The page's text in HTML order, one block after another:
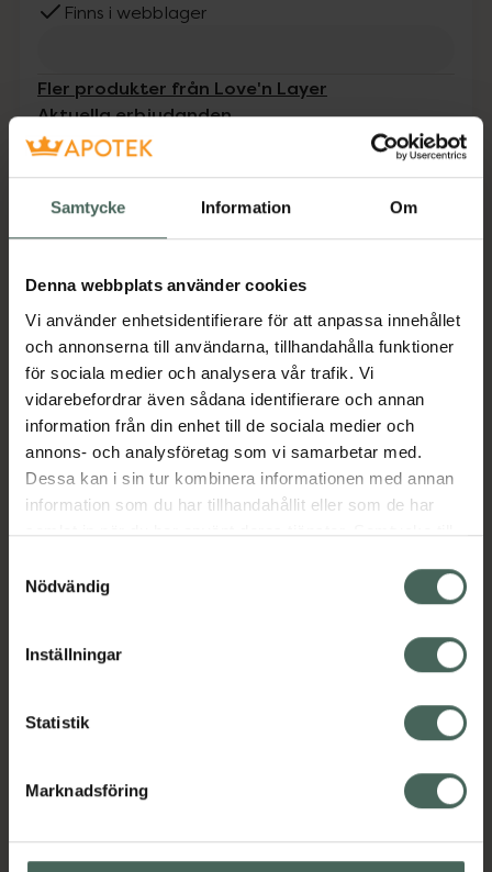
Samtycke Information Om
Denna webbplats använder cookies
Vi använder enhetsidentifierare för att anpassa innehållet
och annonserna till användarna, tillhandahålla funktioner
för sociala medier och analysera vår trafik. Vi
vidarebefordrar även sådana identifierare och annan
information från din enhet till de sociala medier och
annons- och analysföretag som vi samarbetar med.
Dessa kan i sin tur kombinera informationen med annan
information som du har tillhandahållit eller som de har
samlat in när du har använt deras tjänster. Samtycke till
återkalla ditt samtycke via webbplatsens
cookieinställningar. Ett återkallat samtycke påverkar inte
lagligheten av behandling som skett innan återkallelsen.
Nödvändig
Inställningar
Statistik
Marknadsföring
Finns i webblager
Fler produkter från Love'n Layer
Aktuella erbjudanden
Beskrivning Dölj
Konst är inte bara till för att hängas på
mästerverk. Med Abstraction London Blue får
du en unik look som ger din outfit det där lilla
extra. Semi-transparenta nudefärgade Layers
med abstrakt mönster i himmelsblå.Viktigt!
Bör ej utsättas för solljus och värme innan och
under applicering.
EAN: 07350137740953
Kategorier:
MakeupNagellackNaglarNaglar
Upptäck flera produkter inom
Makeup Nagellack
Naglar